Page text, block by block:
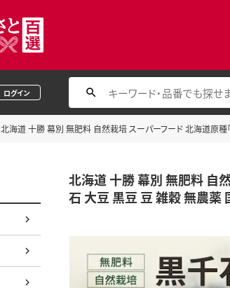
ログイン
北海道 十勝 幕別 無肥料 自然栽培 スーパーフード 北海道原種
北海道 十勝 幕別 無肥料 自
石 大豆 黒豆 豆 雑穀 無農薬